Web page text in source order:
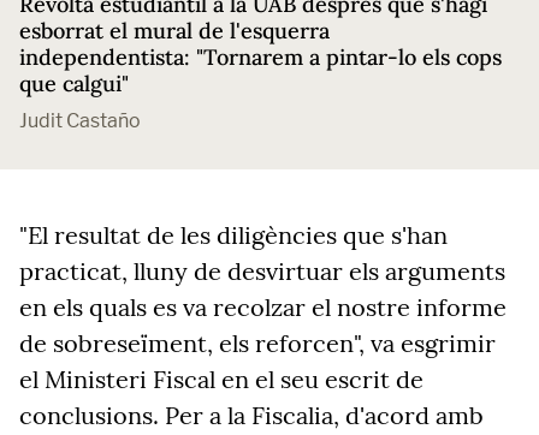
esborrat el mural de l'esquerra
independentista: "Tornarem a pintar-lo els cops
que calgui"
Judit Castaño
"El resultat de les diligències que s'han
practicat, lluny de desvirtuar els arguments
en els quals es va recolzar el nostre informe
de sobreseïment, els reforcen", va esgrimir
el Ministeri Fiscal en el seu escrit de
conclusions. Per a la Fiscalia, d'acord amb